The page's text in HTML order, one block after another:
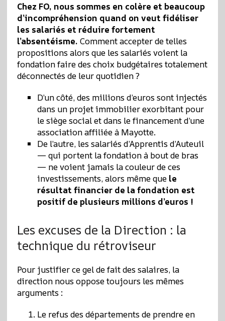
Chez FO, nous sommes en colère et beaucoup
d’incompréhension quand on veut fidéliser
les salariés et réduire fortement
l’absentéisme. Comment accepter de telles
propositions alors que les salariés voient la
fondation faire des choix budgétaires totalement
déconnectés de leur quotidien ?
D’un côté, des millions d’euros sont injectés
dans un projet immobilier exorbitant pour
le siège social et dans le financement d’une
association affiliée à Mayotte.
De l’autre, les salariés d’Apprentis d’Auteuil
— qui portent la fondation à bout de bras
— ne voient jamais la couleur de ces
investissements, alors même quele
résultat financier de la fondation est
positif de plusieurs millions d’euros !
Les excuses de la Direction : la
technique du rétroviseur
Pour justifier ce gel de fait des salaires, la
direction nous oppose toujours les mêmes
arguments :
Le refus des départements de prendre en